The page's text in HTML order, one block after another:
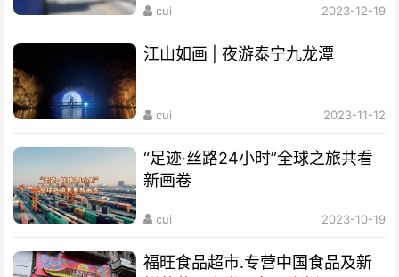
cui 2023-12-19
江山如画 | 夜游泰宁九龙潭
cui 2023-11-12
“足迹·丝路24小时”全球之旅共看
新画卷
cui 2023-10-19
福旺食品超市.专营中国食品及新